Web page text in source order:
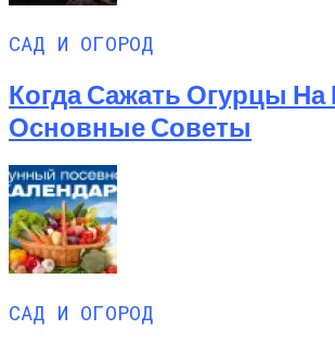
САД И ОГОРОД
Когда Сажать Огурцы На
Основные Советы
САД И ОГОРОД